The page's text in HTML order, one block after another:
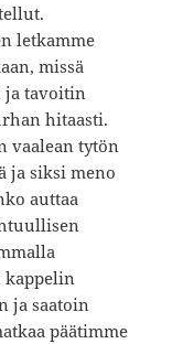
letkamme
missä
tavoitin
hitaasti.
vaalean tytön
ja siksi meno
auttaa
ja saatoin
päätimme